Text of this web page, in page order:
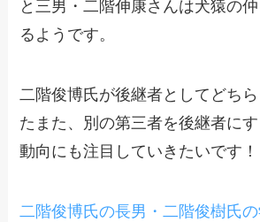
と三男・二階伸康さんは犬猿の
るようです。
二階俊博氏が後継者としてどち
たまた、別の第三者を後継者に
動向にも注目していきたいです！
二階俊博氏の長男・二階俊樹氏